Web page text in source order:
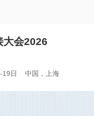
大会2026
-19日 中国，上海